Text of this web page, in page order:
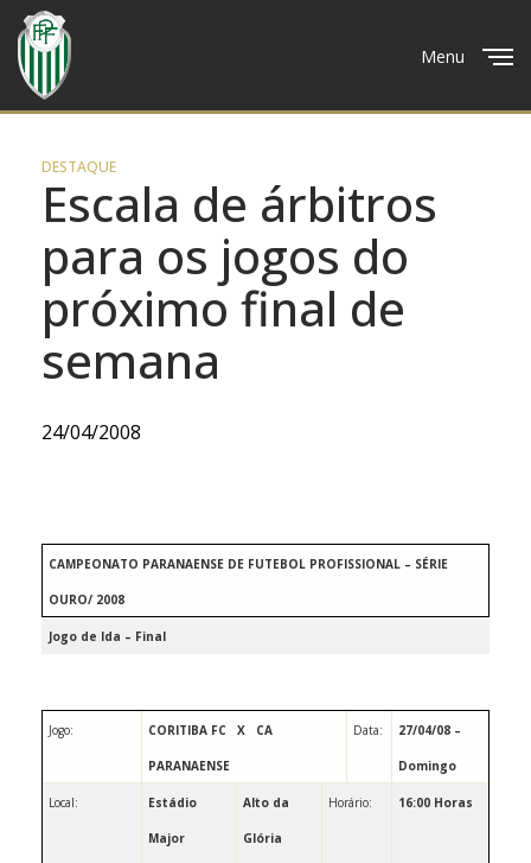
Menu
DESTAQUE
Escala de árbitros
para os jogos do
próximo final de
semana
24/04/2008
CAMPEONATO PARANAENSE DE FUTEBOL PROFISSIONAL – SÉRIE
OURO/ 2008
Jogo de Ida – Final
Jogo: CORITIBA FC X CA
PARANAENSE
Data: 27/04/08 –
Domingo
Local: Estádio
Major
Alto da
Glória
Horário: 16:00 Horas